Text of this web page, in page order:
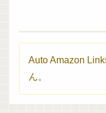
Auto Amazon
ん。